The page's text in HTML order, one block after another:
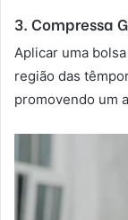
3. Compressa
Aplicar uma
região das
promovendo um